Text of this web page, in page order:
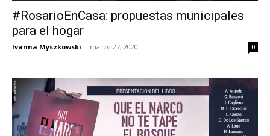
#RosarioEnCasa: propuestas municipales
para el hogar
Ivanna Myszkowski - marzo 27, 2020 0